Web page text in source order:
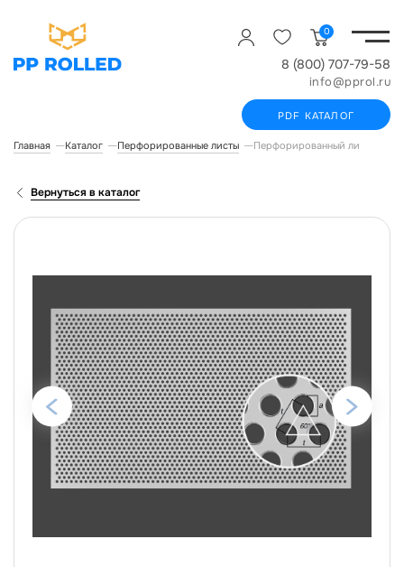
0
8 (800) 707-79-58
info@pprol.ru
PDF КАТАЛОГ
Главная Каталог Перфорированные листы Перфорированный лист
Вернуться в каталог